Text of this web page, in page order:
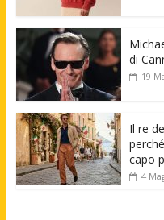
di
19
Il re
capo
4